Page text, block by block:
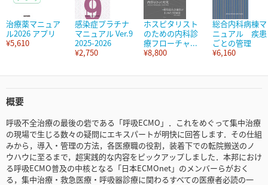
治療薬マニュア
ル2026 アプリ
¥5,610
感染症プラチナ
マニュアル Ver.9
2025-2026
¥2,750
ホスピタリスト
のための内科診
療フローチャ...
¥8,800
総合内科病棟マ
ニュアル 疾患
ごとの管理
¥6,160
概要
呼吸不全治療の最後の砦である「呼吸ECMO」．これをめぐって集中治療
の現場で生じる数々の疑問にエキスパートが明快に回答します．その仕組
みから，導入・管理の方法，各医療職の役割，装着下での転院搬送のノ
ウハウに至るまで，超実践的な内容をピックアップしました．本邦におけ
る呼吸ECMO普及の中核となる「日本ECMOnet」のメンバーらがおく
る，集中治療・救急医療・呼吸器診療に関わるすべての医療者必読の一